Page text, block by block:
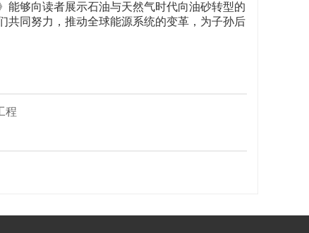
能够向读者展示石油与天然气时代向油砂转型的
共同努力，推动全球能源系统的变革，为子孙后
程